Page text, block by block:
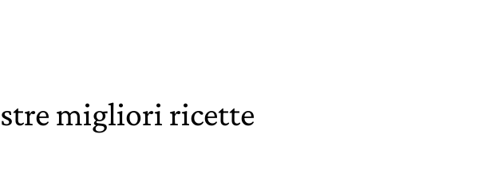
migliori ricette